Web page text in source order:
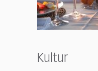
Kultur